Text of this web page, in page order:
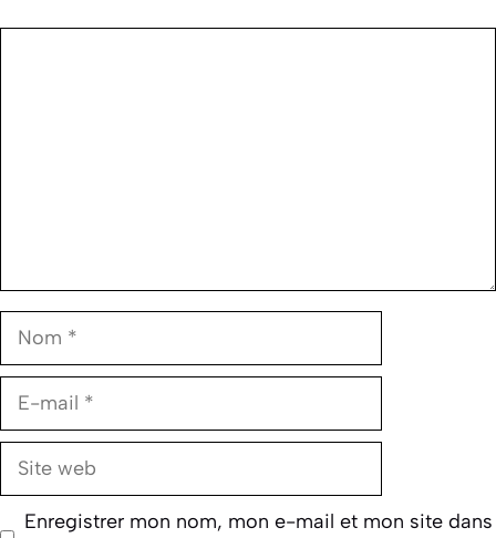
Nom
E-
Site
Enregistrer mon nom, mon e-mail et mon site dans